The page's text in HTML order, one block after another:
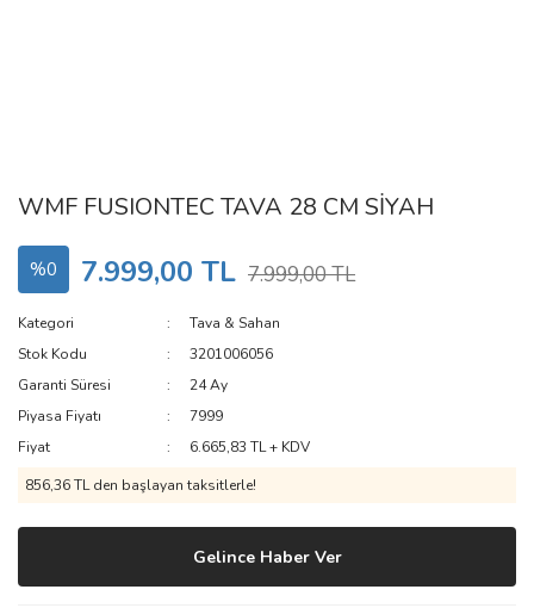
WMF FUSIONTEC TAVA 28 CM SİYAH
%0 7.999,00 TL 7.999,00 TL
Kategori
Tava & Sahan
Stok Kodu
3201006056
Garanti Süresi
24 Ay
Piyasa Fiyatı
7999
Fiyat
6.665,83 TL + KDV
856,36 TL den başlayan taksitlerle!
Gelince Haber Ver